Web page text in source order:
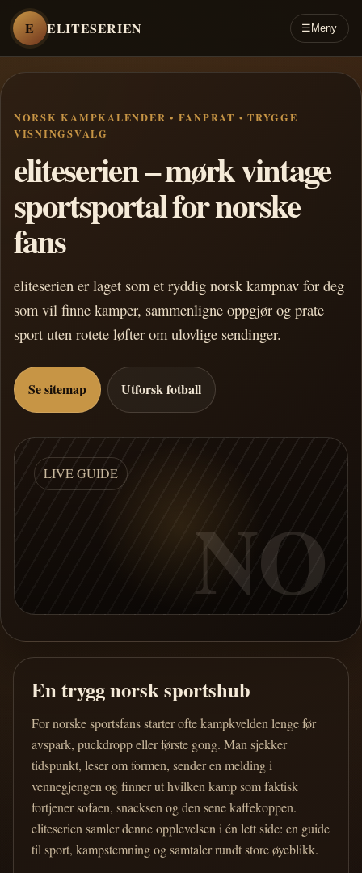
E ELITESERIEN ☰ Meny
NORSK KAMPKALENDER • FANPRAT • TRYGGE
VISNINGSVALG
eliteserien – mørk vintage
sportsportal for norske
fans
eliteserien er laget som et ryddig norsk kampnav for deg
som vil finne kamper, sammenligne oppgjør og prate
sport uten rotete løfter om ulovlige sendinger.
Se sitemap Utforsk fotball
LIVE GUIDE
NO
En trygg norsk sportshub
For norske sportsfans starter ofte kampkvelden lenge før
avspark, puckdropp eller første gong. Man sjekker
tidspunkt, leser om formen, sender en melding i
vennegjengen og finner ut hvilken kamp som faktisk
fortjener sofaen, snacksen og den sene kaffekoppen.
eliteserien samler denne opplevelsen i én lett side: en guide
til sport, kampstemning og samtaler rundt store øyeblikk.